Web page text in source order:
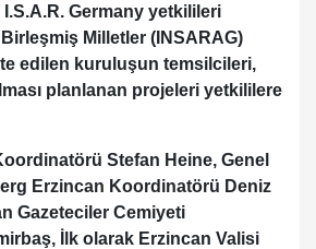
Germany yetkilileri
Milletler (INSARAG)
edilen kuruluşun temsilcileri,
planlanan projeleri yetkililere
Stefan Heine, Genel
Erzincan Koordinatörü Deniz
Gazeteciler Cemiyeti
İlk olarak Erzincan Valisi